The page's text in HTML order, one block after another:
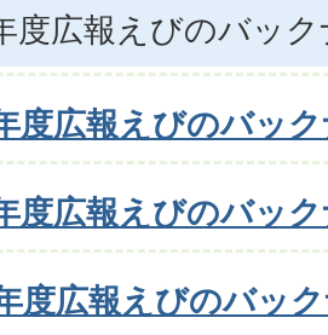
度広報えびのバッ
度広報えびのバッ
度広報えびのバッ
度広報えびのバッ